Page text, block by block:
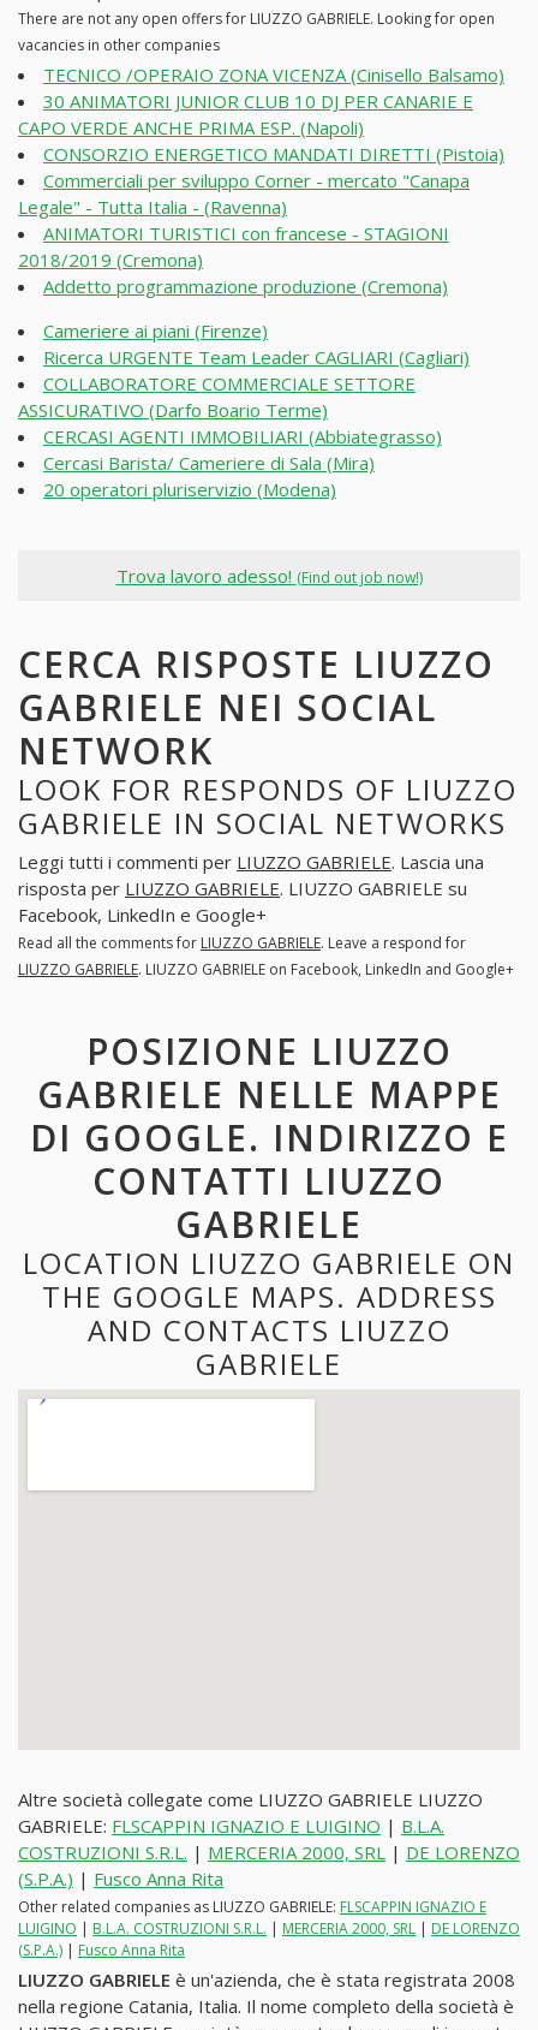
There are not any open offers for LIUZZO GABRIELE. Looking for open
vacancies in other companies
TECNICO /OPERAIO ZONA VICENZA (Cinisello Balsamo)
30 ANIMATORI JUNIOR CLUB 10 DJ PER CANARIE E
CAPO VERDE ANCHE PRIMA ESP. (Napoli)
CONSORZIO ENERGETICO MANDATI DIRETTI (Pistoia)
Commerciali per sviluppo Corner - mercato "Canapa
Legale" - Tutta Italia - (Ravenna)
ANIMATORI TURISTICI con francese - STAGIONI
2018/2019 (Cremona)
Addetto programmazione produzione (Cremona)
Cameriere ai piani (Firenze)
Ricerca URGENTE Team Leader CAGLIARI (Cagliari)
COLLABORATORE COMMERCIALE SETTORE
ASSICURATIVO (Darfo Boario Terme)
CERCASI AGENTI IMMOBILIARI (Abbiategrasso)
Cercasi Barista/ Cameriere di Sala (Mira)
20 operatori pluriservizio (Modena)
Trova lavoro adesso! (Find out job now!)
CERCA RISPOSTE LIUZZO
GABRIELE NEI SOCIAL
NETWORK
LOOK FOR RESPONDS OF LIUZZO
GABRIELE IN SOCIAL NETWORKS
Leggi tutti i commenti per LIUZZO GABRIELE. Lascia una
risposta per LIUZZO GABRIELE. LIUZZO GABRIELE su
Facebook, LinkedIn e Google+
Read all the comments for LIUZZO GABRIELE. Leave a respond for
LIUZZO GABRIELE. LIUZZO GABRIELE on Facebook, LinkedIn and Google+
POSIZIONE LIUZZO
GABRIELE NELLE MAPPE
DI GOOGLE. INDIRIZZO E
CONTATTI LIUZZO
GABRIELE
LOCATION LIUZZO GABRIELE ON
THE GOOGLE MAPS. ADDRESS
AND CONTACTS LIUZZO
GABRIELE
Altre società collegate come LIUZZO GABRIELE LIUZZO
GABRIELE: FLSCAPPIN IGNAZIO E LUIGINO | B.L.A.
COSTRUZIONI S.R.L. | MERCERIA 2000, SRL | DE LORENZO
(S.P.A.) | Fusco Anna Rita
Other related companies as LIUZZO GABRIELE: FLSCAPPIN IGNAZIO E
LUIGINO | B.L.A. COSTRUZIONI S.R.L. | MERCERIA 2000, SRL | DE LORENZO
(S.P.A.) | Fusco Anna Rita
LIUZZO GABRIELE è un'azienda, che è stata registrata 2008
nella regione Catania, Italia. Il nome completo della società è